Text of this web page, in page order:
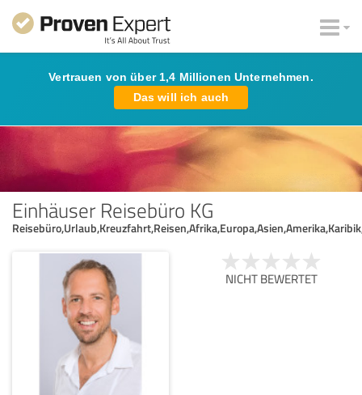
Vertrauen von über 1,4 Millionen Unternehmen.
Das will ich auch
Einhäuser Reisebüro KG
NICHT BEWERTET